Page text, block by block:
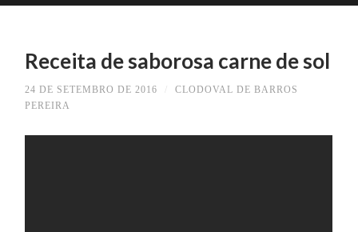
Receita de saborosa carne de sol
24 DE SETEMBRO DE 2016
CLODOVAL DE BARROS
PEREIRA